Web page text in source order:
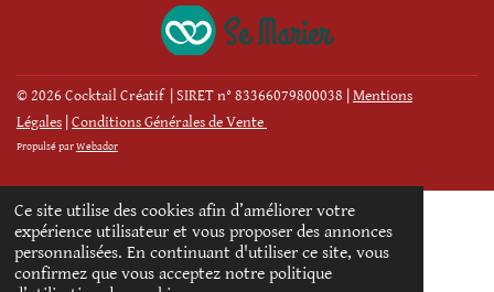
Ce site utilise des cookies afin d’améliorer votre
expérience utilisateur et vous proposer des annonces
personnalisées. En continuant d'utiliser ce site, vous
confirmez que vous acceptez notre politique
© 2026 Cocktail Créatif | SIRET n° 83366079800038 | Mentions
Légales | Conditions Générales de Vente
Propulsé parWebador